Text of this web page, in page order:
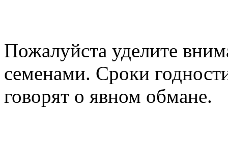
Пожалуйста уделите
семенами. Сроки
говорят о явном обмане.